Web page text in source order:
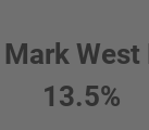
13.5%